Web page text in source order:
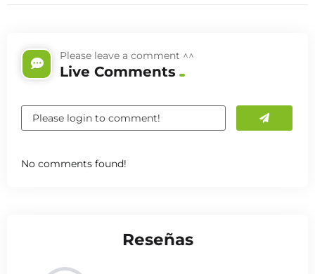
Please leave a comment ^^
Live Comments
No comments found!
Reseñas